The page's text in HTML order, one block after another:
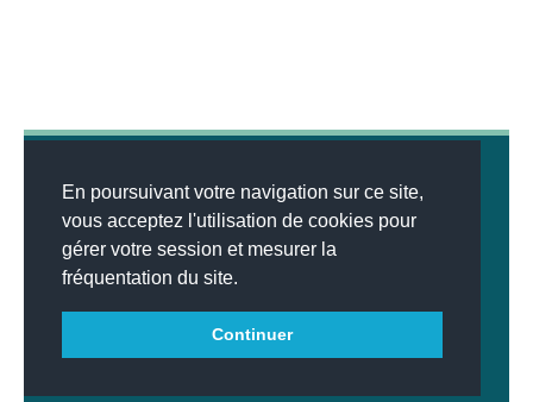
En poursuivant votre navigation sur ce site,
vous acceptez l'utilisation de cookies pour
gérer votre session et mesurer la
fréquentation du site.
Continuer
© 2026
INNOVATIONS™